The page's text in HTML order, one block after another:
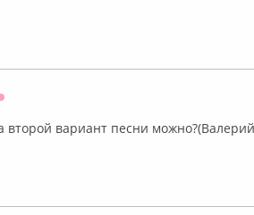
а второй вариант песни